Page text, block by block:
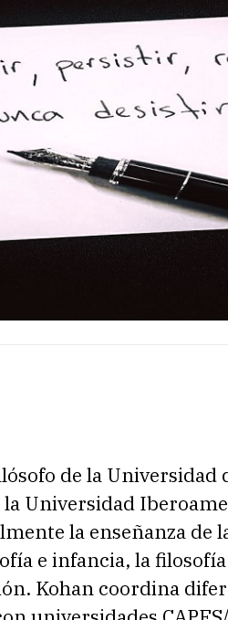
de la Universidad
Universidad
la enseñanza de
e infancia, la
Kohan coordina